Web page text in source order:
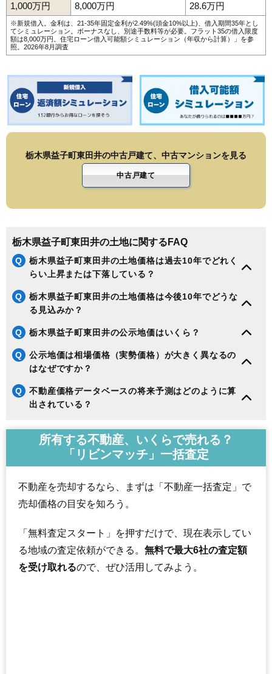
1,000万円
8,000万円 28.6万円
※新規借入。金利は、21-35年固定金利が2.49%(頭金10%以上)、借入期間35年とし
てシミュレーション。ボーナスなし、別途手数料等が必要。フラット35の借入限度
額は8,000万円。 住宅ローン借入可能額シミュレーション（年収から計算）
」を参
照。2026年8月調査
栃木県益子町東田井の中古戸建て、中古マンションを見る
中古戸建て
栃木県益子町東田井の土地に関するFAQ
Q
栃木県益子町東田井の土地価格は過去10年でどれく
らい上昇または下落している？
Q
栃木県益子町東田井の土地価格は今後10年でどうな
る見込みか？
Q 栃木県益子町東田井の公示地価はいくら？
Q
公示地価は相場価格（実勢価格）が大きく異なるの
はなぜですか？
Q
不動産価格データベースの将来予測はどのように算
出されている？
所有する不動産、いくらで売れる？
「リビンマッチ」一括査定
不動産を売却するなら、まずは「不動産一括査定」で
売却価格の目安を知ろう。
「無料査定スタート」を押すだけで、現在表示してい
る地域の査定依頼ができる。 無料で最大6社の査定額
を受け取れるので、ぜひ活用してみよう。